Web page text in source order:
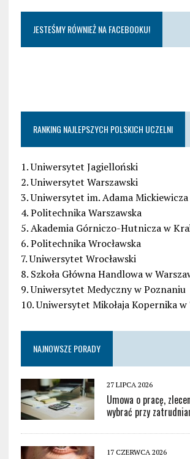
JESTEŚMY RÓWNIEŻ NA FACEBOOKU!
RANKING NAJLEPSZYCH POLSKICH UCZELNI
1. Uniwersytet Jagielloński
2. Uniwersytet Warszawski
3. Uniwersytet im. Adama
4. Politechnika Warszawska
5. Akademia Górniczo-Hutnicza w
6. Politechnika Wrocławska
7. Uniwersytet Wrocławski
8. Szkoła Główna Handlowa w
9. Uniwersytet Medyczny w Poznaniu
10. Uniwersytet Mikołaja Kopernika
NAJNOWSZE PORADY
27 LIPCA 2026
Umowa o pracę,
wybrać przy
17 CZERWCA 2026